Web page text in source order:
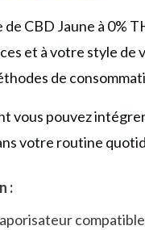
CBD Jaune à 0%
et à votre style de
de
vous pouvez
votre routine
: